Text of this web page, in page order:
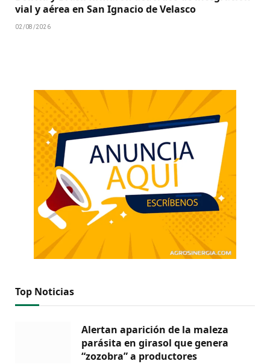
vial y aérea en San Ignacio de Velasco
02/08/2026
Top Noticias
Alertan aparición de la maleza
parásita en girasol que genera
“zozobra” a productores